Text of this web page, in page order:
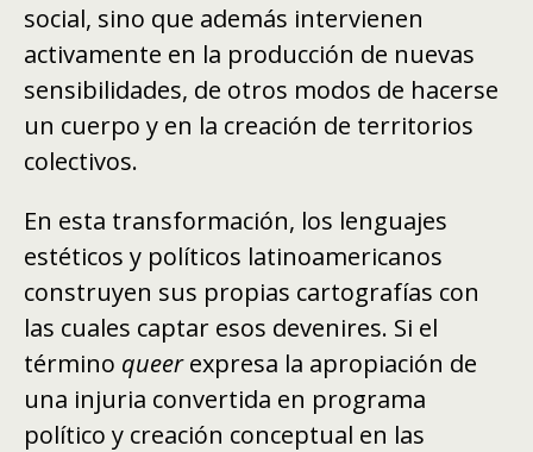
social, sino que además intervienen
activamente en la producción de nuevas
sensibilidades, de otros modos de hacerse
un cuerpo y en la creación de territorios
colectivos.
En esta transformación, los lenguajes
estéticos y políticos latinoamericanos
construyen sus propias cartografías con
las cuales captar esos devenires. Si el
término queerexpresa la apropiación de
una injuria convertida en programa
político y creación conceptual en las